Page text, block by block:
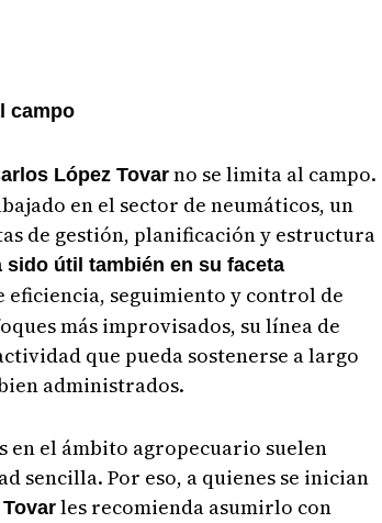
campo
López Tovarno se limita al campo.
en el sector de neumáticos, un
de gestión, planificación y estructura
sido útil también en su faceta
seguimiento y control de
más improvisados, su línea de
que pueda sostenerse a largo
administrados.
en el ámbito agropecuario suelen
sencilla. Por eso, a quienes se inician
les recomienda asumirlo con